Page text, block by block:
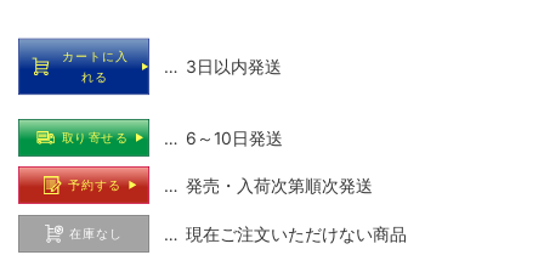
カートに入
れる
… 3日以内発送
取り寄せる … 6～10日発送
予約する … 発売・入荷次第順次発送
在庫なし … 現在ご注文いただけない商品